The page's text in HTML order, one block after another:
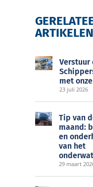
ARTIKELEN
Verstuur
met
23 juli 2026
Tip van
maand:
en
van het
29 maart